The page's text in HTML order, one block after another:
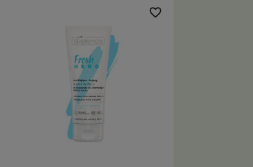
favorite_border